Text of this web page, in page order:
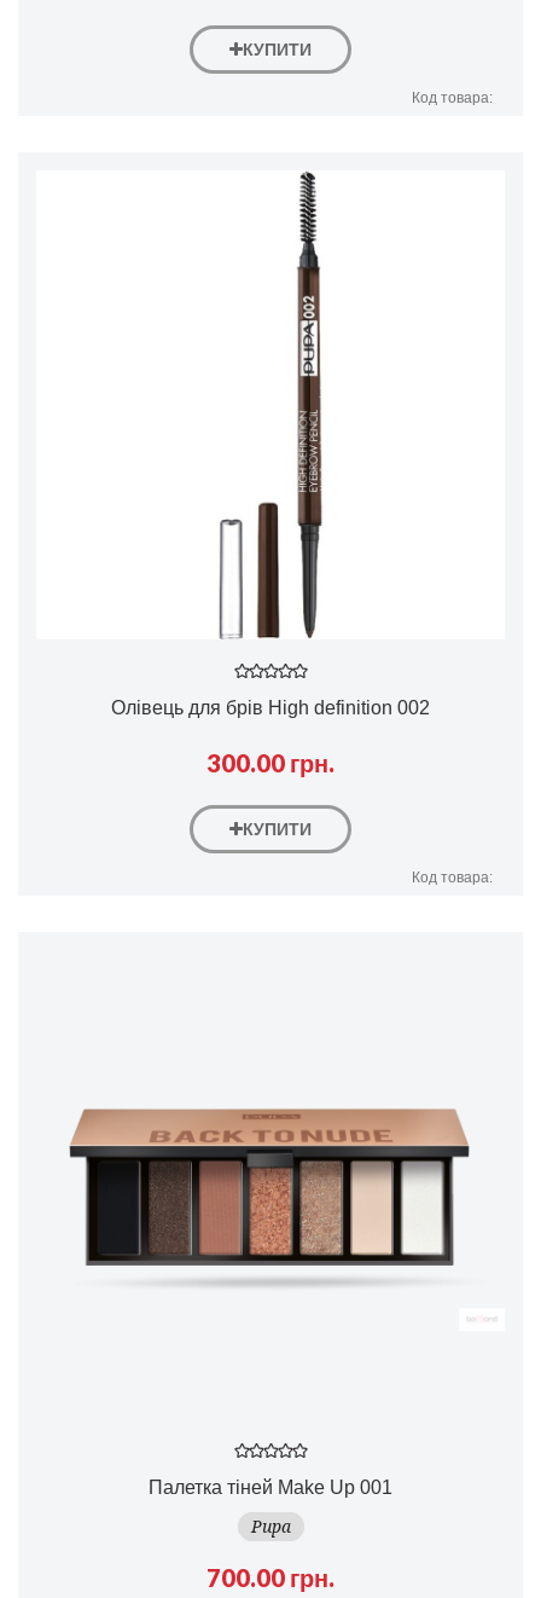
КУПИТИ
Код товара:
Олівець для брів High definition 002
300.00 грн.
КУПИТИ
Код товара:
Палетка тіней Make Up 001
Pupa
700.00 грн.